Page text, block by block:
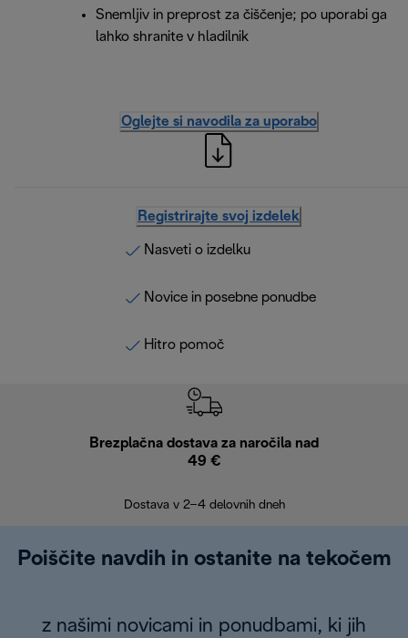
Snemljiv in preprost za čiščenje; po uporabi ga
lahko shranite v hladilnik
Oglejte si navodila za uporabo
Registrirajte svoj izdelek
Nasveti o izdelku
Novice in posebne ponudbe
Hitro pomoč
Brezplačna dostava za naročila nad
49 €
Dostava v 2–4 delovnih dneh
Poiščite navdih in ostanite na tekočem
z našimi novicami in ponudbami, ki jih